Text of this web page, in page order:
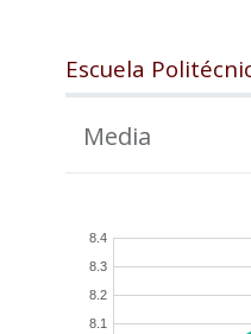
Escuela
Media
8.1
8.2
8.3
8.4